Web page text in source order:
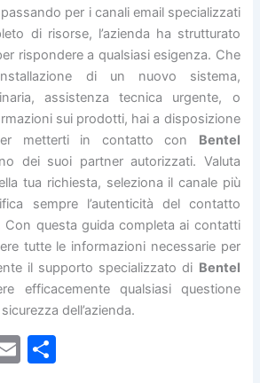
per i canali email specializzati
di risorse, l’azienda ha strutturato
rispondere a qualsiasi esigenza. Che
di un nuovo sistema,
assistenza tecnica urgente, o
sui prodotti, hai a disposizione
metterti in contatto con Bentel
dei suoi partner autorizzati. Valuta
tua richiesta, seleziona il canale più
sempre l’autenticità del contatto
Con questa guida completa ai contatti
tutte le informazioni necessarie per
il supporto specializzato di Bentel
efficacemente qualsiasi questione
dell’azienda.
E